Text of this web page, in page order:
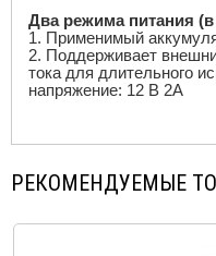
Два режима питания
1. Применимый
2. Поддерживает
тока для длительного
напряжение: 12 В 2A
РЕКОМЕНДУЕМЫЕ